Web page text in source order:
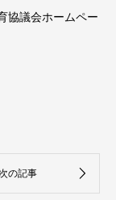
協議会ホームペー